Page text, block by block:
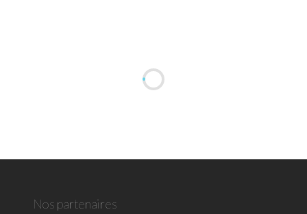
Nos partenaires